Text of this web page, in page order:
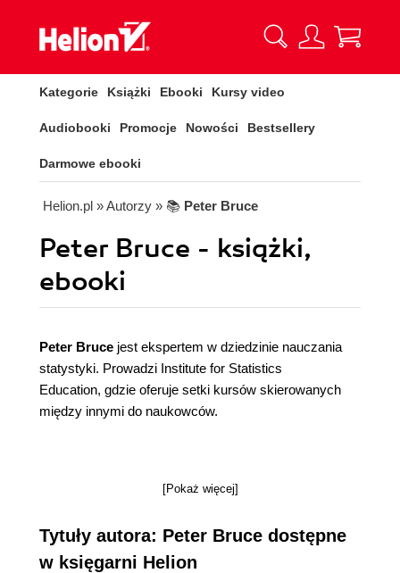
Kategorie Książki Ebooki Kursy video
Audiobooki Promocje Nowości Bestsellery
Darmowe ebooki
Helion.pl » Autorzy » 📚 Peter Bruce
Peter Bruce - książki,
ebooki
Peter Bruce jest ekspertem w dziedzinie nauczania
statystyki. Prowadzi Institute for Statistics
Education, gdzie oferuje setki kursów skierowanych
między innymi do naukowców.
[Pokaż więcej]
Tytuły autora: Peter Bruce dostępne
w księgarni Helion